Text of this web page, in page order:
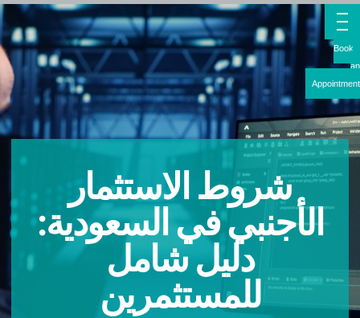
شروط الاستثمار
الأجنبي في السعودية:
دليل شامل
للمستثمرين